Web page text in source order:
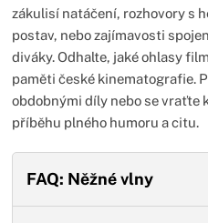
zákulisí natáčení, rozhovory s
postav, nebo zajímavosti
diváky. Odhalte, jaké ohlasy
paměti české kinematografie.
obdobnými díly nebo se vraťte
příběhu plného humoru a citu.
FAQ: Něžné vlny